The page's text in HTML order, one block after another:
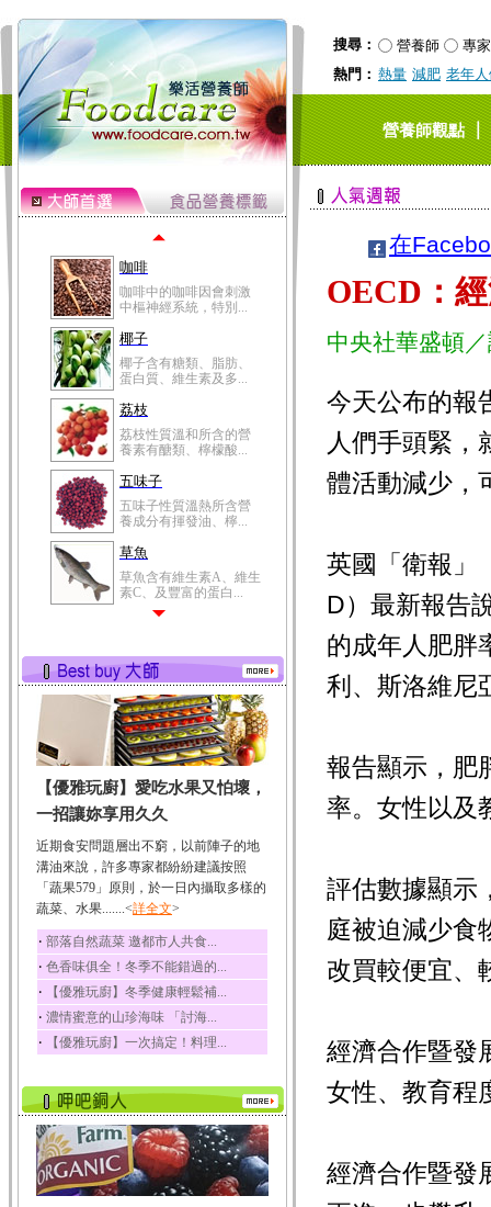
搜尋： 營養師
專家
熱門： 熱量 減肥 老年
營養師觀點｜
量極低是水腫病人的...
豆豉裡頭含有營養的蛋
白質、脂肪、鈣、磷...
榛果
榛果裡所含的營養素有
迷迭香
迷迭香 裡頭含有咖啡
酸、迷迭香酸、植物...
咖啡
咖啡中的咖啡因會刺激
中樞神經系統，特別...
椰子
椰子含有糖類、脂肪、
蛋白質、維生素及多...
荔枝
荔枝性質溫和所含的營
養素有醣類、檸檬酸...
五味子
五味子性質溫熱所含營
養成分有揮發油、檸...
草魚
草魚含有維生素A、維生
素C、及豐富的蛋白...
【優雅玩廚】愛吃水果又怕壞，
一招讓妳享用久久
近期食安問題層出不窮，以前陣子的地
溝油來說，許多專家都紛紛建議按照
「蔬果579」原則，於一日內攝取多樣的
蔬菜、水果.......<詳全文>
‧ 部落自然蔬菜 邀都市人共食...
‧ 色香味俱全！冬季不能錯過的...
‧ 【優雅玩廚】冬季健康輕鬆補...
‧ 濃情蜜意的山珍海味 「討海...
‧ 【優雅玩廚】一次搞定！料理...
在
OECD：
中央社華盛頓
今天公布的報
人們手頭緊，
體活動減少，
英國「衛報」
D）最新報告
的成年人肥胖
利、斯洛維尼
報告顯示，肥
率。女性以及
評估數據顯示
庭被迫減少食
改買較便宜、
經濟合作暨發
女性、教育程
經濟合作暨發